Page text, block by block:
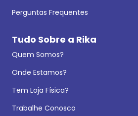
Perguntas Frequentes
Tudo Sobre a Rika
Quem Somos?
Onde Estamos?
Tem Loja Física?
Trabalhe Conosco